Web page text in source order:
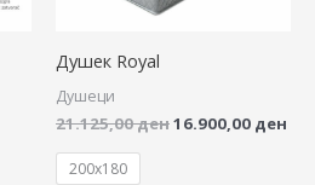
optionsДушек Royal
Душеци
21.125,00ден16.900,00 ден
200x180
be